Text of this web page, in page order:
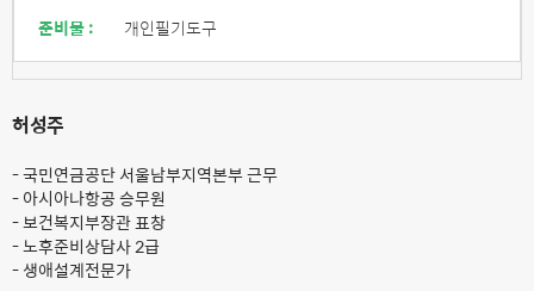
준비물 :
개인필기도구
허성주
- 국민연금공단 서울남부지역본부 근무
- 아시아나항공 승무원
- 보건복지부장관 표창
- 노후준비상담사 2급
- 생애설계전문가